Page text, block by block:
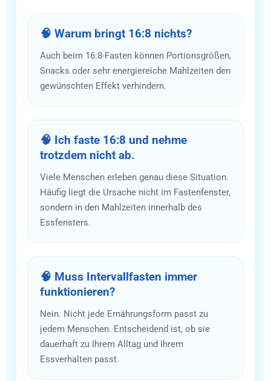
🧠 Warum bringt 16:8 nichts?
Auch beim 16:8-Fasten können Portionsgrößen,
Snacks oder sehr energiereiche Mahlzeiten den
gewünschten Effekt verhindern.
🧠 Ich faste 16:8 und nehme
trotzdem nicht ab.
Viele Menschen erleben genau diese Situation.
Häufig liegt die Ursache nicht im Fastenfenster,
sondern in den Mahlzeiten innerhalb des
Essfensters.
🧠 Muss Intervallfasten immer
funktionieren?
Nein. Nicht jede Ernährungsform passt zu
jedem Menschen. Entscheidend ist, ob sie
dauerhaft zu Ihrem Alltag und Ihrem
Essverhalten passt.